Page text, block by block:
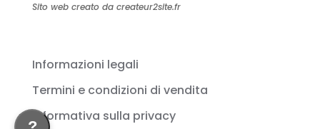
Sito web creato da createur2site.fr
Informazioni legali
Termini e condizioni di vendita
Informativa sulla privacy